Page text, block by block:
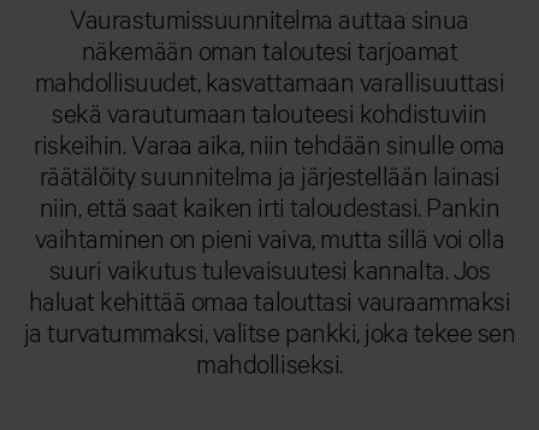
Vaurastumissuunnitelma auttaa sinua
näkemään oman taloutesi tarjoamat
mahdollisuudet, kasvattamaan varallisuuttasi
sekä varautumaan talouteesi kohdistuviin
riskeihin. Varaa aika, niin tehdään sinulle oma
räätälöity suunnitelma ja järjestellään lainasi
niin, että saat kaiken irti taloudestasi. Pankin
vaihtaminen on pieni vaiva, mutta sillä voi olla
suuri vaikutus tulevaisuutesi kannalta. Jos
haluat kehittää omaa talouttasi vauraammaksi
ja turvatummaksi, valitse pankki, joka tekee sen
mahdolliseksi.